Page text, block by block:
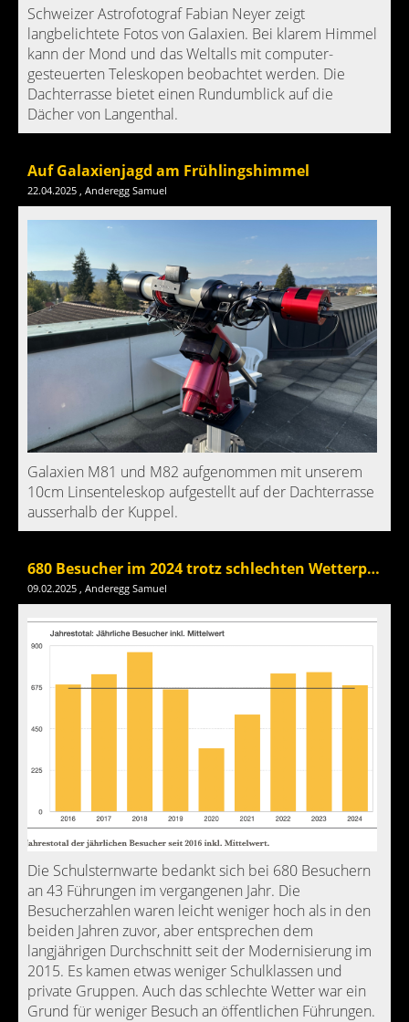
Schweizer Astrofotograf Fabian Neyer zeigt
langbelichtete Fotos von Galaxien. Bei klarem Himmel
kann der Mond und das Weltalls mit computer-
gesteuerten Teleskopen beobachtet werden. Die
Dachterrasse bietet einen Rundumblick auf die
Dächer von Langenthal.
Auf Galaxienjagd am Frühlingshimmel
22.04.2025 , Anderegg Samuel
Galaxien M81 und M82 aufgenommen mit unserem
10cm Linsenteleskop aufgestellt auf der Dachterrasse
ausserhalb der Kuppel.
680 Besucher im 2024 trotz schlechten Wetterperioden
09.02.2025 , Anderegg Samuel
Die Schulsternwarte bedankt sich bei 680 Besuchern
an 43 Führungen im vergangenen Jahr. Die
Besucherzahlen waren leicht weniger hoch als in den
beiden Jahren zuvor, aber entsprechen dem
langjährigen Durchschnitt seit der Modernisierung im
2015. Es kamen etwas weniger Schulklassen und
private Gruppen. Auch das schlechte Wetter war ein
Grund für weniger Besuch an öffentlichen Führungen.